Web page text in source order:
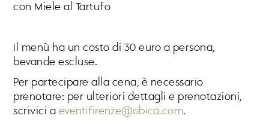
con Miele al Tartufo
Il menù ha un costo di 30 euro a persona,
bevande escluse.
Per partecipare alla cena, è necessario
prenotare: per ulteriori dettagli e prenotazioni,
scrivici a eventifirenze@obica.com.